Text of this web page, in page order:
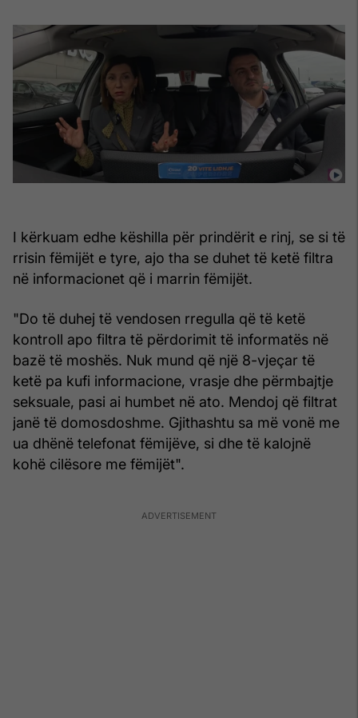
I kërkuam edhe këshilla për prindërit e rinj, se si të
rrisin fëmijët e tyre, ajo tha se duhet të ketë filtra
në informacionet që i marrin fëmijët.
"Do të duhej të vendosen rregulla që të ketë
kontroll apo filtra të përdorimit të informatës në
bazë të moshës. Nuk mund që një 8-vjeçar të
ketë pa kufi informacione, vrasje dhe përmbajtje
seksuale, pasi ai humbet në ato. Mendoj që filtrat
janë të domosdoshme. Gjithashtu sa më vonë me
ua dhënë telefonat fëmijëve, si dhe të kalojnë
kohë cilësore me fëmijët".